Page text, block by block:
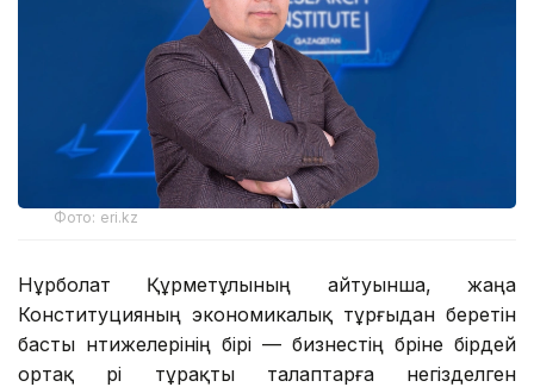
Фото: eri.kz
Нұрболат Құрметұлының айтуынша, жаңа
Конституцияның экономикалық тұрғыдан беретін
басты нәтижелерінің бірі — бизнестің бәріне бірдей
ортақ әрі тұрақты талаптарға негізделген